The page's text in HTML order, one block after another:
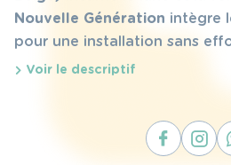
15,800 DHS.
14,100 DHS.
Nouvelle Génération intègre
pour une installation sans
suspensions 4 roues et son
Voir le descriptif